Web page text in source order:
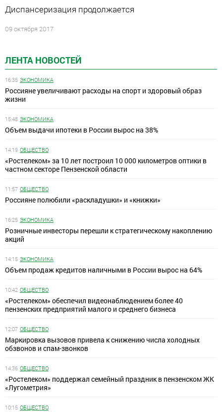
ЛЕНТА НОВОСТЕЙ
16:35 ЭКОНОМИКА
Россияне увеличивают расходы на спорт и здоровый образ
жизни
15:48 ЭКОНОМИКА
Объем выдачи ипотеки в России вырос на 38%
14:19 ОБЩЕСТВО
«Ростелеком» за 10 лет построил 10 000 километров оптики в
частном секторе Пензенской области
11:57 ОБЩЕСТВО
Россияне полюбили «раскладушки» и «книжки»
16:25 ЭКОНОМИКА
Розничные инвесторы перешли к стратегическому накоплению
акций
14:15 ЭКОНОМИКА
Объем продаж кредитов наличными в России вырос на 64%
10:42 ОБЩЕСТВО
«Ростелеком» обеспечил видеонаблюдением более 40
пензенских предприятий малого и среднего бизнеса
12:07 ОБЩЕСТВО
Маркировка вызовов привела к снижению числа холодных
обзвонов и спам-звонков
14:36 ОБЩЕСТВО
«Ростелеком» поддержал семейный праздник в пензенском ЖК
«Лугометрия»
10:15 ОБЩЕСТВО
Диспансеризация продолжается
09 октября 2017